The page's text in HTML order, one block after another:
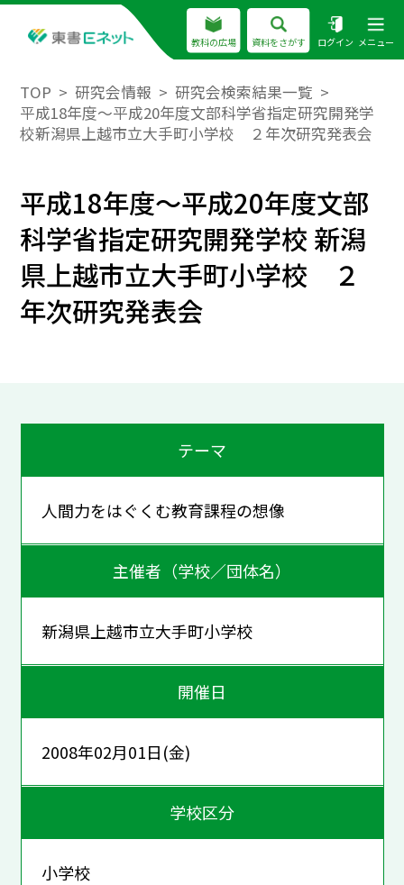
教科の広場 資料をさがす ログイン メニュー
TOP 研究会情報
研究会検索結果一覧
平成18年度～平成20年度文部科学省指定研究開発学
校新潟県上越市立大手町小学校 ２年次研究発表会
平成18年度～平成20年度文部
科学省指定研究開発学校 新潟
県上越市立大手町小学校 ２
年次研究発表会
テーマ
人間力をはぐくむ教育課程の想像
主催者（学校／団体名）
新潟県上越市立大手町小学校
開催日
2008年02月01日(金)
学校区分
小学校